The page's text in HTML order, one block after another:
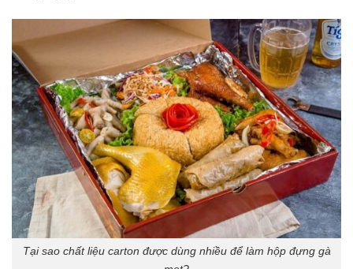
Tại sao chất liệu carton được dùng nhiều để làm hộp đựng gà